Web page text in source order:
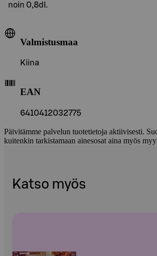
noin 0,8dl.
Valmistusmaa
Kiina
EAN
6410412032775
Päivitämme palvelun tuotetietoja aktiivisesti.
kuitenkin tarkistamaan ainesosat aina myös
Katso myös